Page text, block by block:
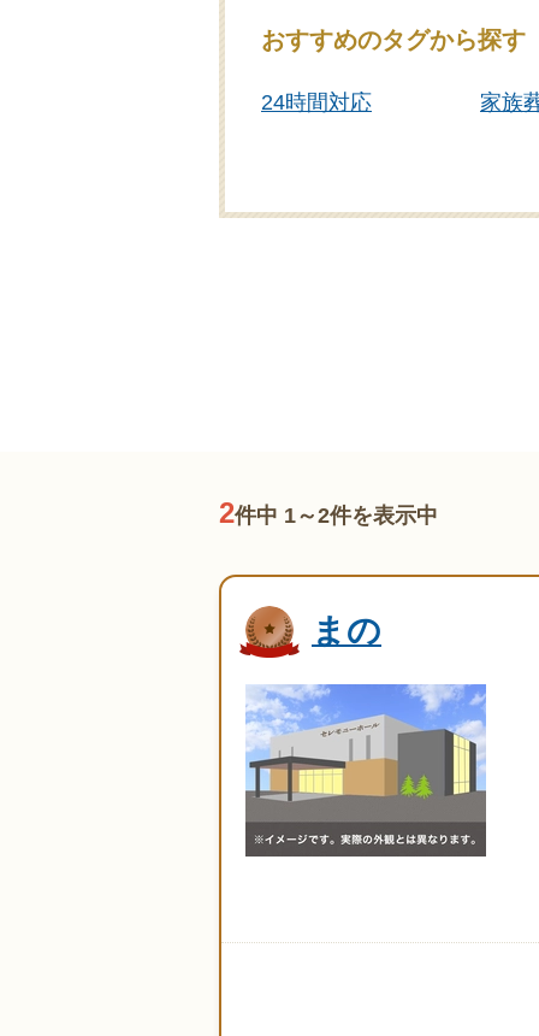
おすすめのタグから探す
24時間対応 家族
2件中 1～2件を表示中
まの